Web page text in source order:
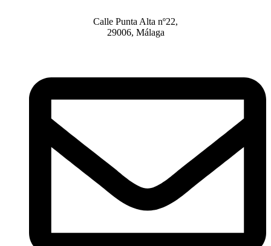
Calle Punta Alta nº22,
29006, Málaga